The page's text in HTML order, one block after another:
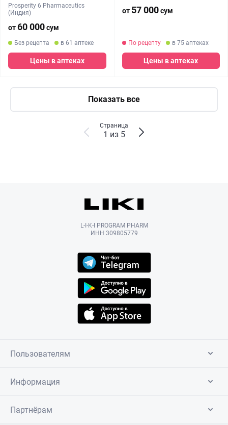
Prosperity 6 Pharmaceutics
(Индия)
от60 000сум
Без рецепта в 61 аптеке
Цены в аптеках
от 57 000сум
По рецепту в 75 аптеках
Цены в аптеках
Показать все
Страница
1 из 5
L-I-K-I PROGRAM PHARM
ИНН 309805779
Пользователям
Информация
Партнёрам